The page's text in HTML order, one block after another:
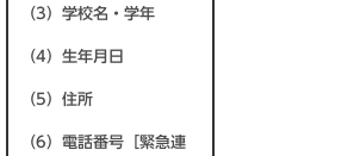
（3）学校名・学年
（4）生年月日
（5）住所
（6）電話番号［緊急連